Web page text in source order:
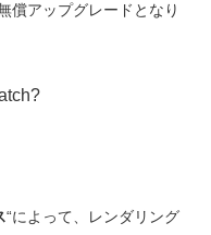
償アップグレードとなり
“によって、レンダリング